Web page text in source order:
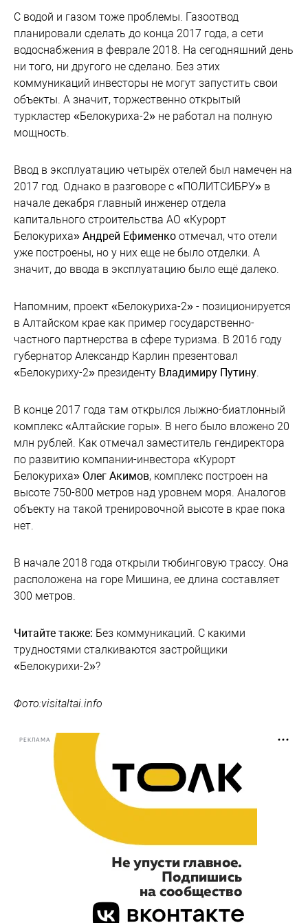
С водой и газом тоже проблемы. Газоотвод
планировали сделать до конца 2017 года, а сети
водоснабжения в феврале 2018. На сегодняшний день
ни того, ни другого не сделано. Без этих
коммуникаций инвесторы не могут запустить свои
объекты. А значит, торжественно открытый
туркластер «Белокуриха-2» не работал на полную
мощность.
Ввод в эксплуатацию четырёх отелей был намечен на
2017 год. Однако в разговоре с «ПОЛИТСИБРУ» в
начале декабря главный инженер отдела
капитального строительства АО «Курорт
Белокуриха» Андрей Ефименко отмечал, что отели
уже построены, но у них еще не было отделки. А
значит, до ввода в эксплуатацию было ещё далеко.
Напомним, проект «Белокуриха-2» - позиционируется
в Алтайском крае как пример государственно-
частного партнерства в сфере туризма. В 2016 году
губернатор Александр Карлин презентовал
«Белокуриху-2» президенту Владимиру Путину.
В конце 2017 года там открылся лыжно-биатлонный
комплекс «Алтайские горы». В него было вложено 20
млн рублей. Как отмечал заместитель гендиректора
по развитию компании-инвестора «Курорт
Белокуриха» Олег Акимов, комплекс построен на
высоте 750-800 метров над уровнем моря. Аналогов
объекту на такой тренировочной высоте в крае пока
нет.
В начале 2018 года открыли тюбинговую трассу. Она
расположена на горе Мишина, ее длина составляет
300 метров.
Читайте также: Без коммуникаций. С какими
трудностями сталкиваются застройщики
«Белокурихи-2»?
Фото:visitaltai.info
РЕКЛАМА